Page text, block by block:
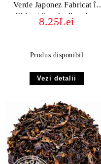
Verde Japonez Fabricat în
China | Sencha Premium
8.25Lei
Produs disponibil
Vezi detalii